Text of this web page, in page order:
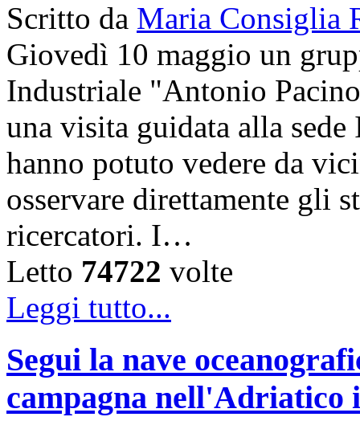
Scritto da Maria Consiglia
Giovedì 10 maggio un
Industriale "Antonio
una visita guidata alla
hanno potuto vedere da
osservare direttamente gli
ricercatori. I…
Letto 74722 volte
Leggi tutto...
Segui la nave
campagna nell'Adriatico